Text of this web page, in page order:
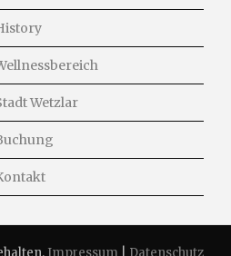
Wetzlar
Impressum Datenschutz